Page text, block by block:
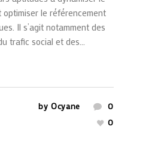
le référencement
Il s’agit notamment des
trafic social et des...
by Ocyane
0
0